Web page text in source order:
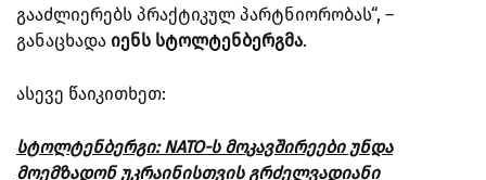
გააძლიერებს პრაქტიკულ პარტნიორობას“, –
განაცხადა იენს სტოლტენბერგმა.
ასევე წაიკითხეთ:
სტოლტენბერგი: NATO-ს მოკავშირეები უნდა
მოემზადონ უკრაინისთვის გრძელვადიანი